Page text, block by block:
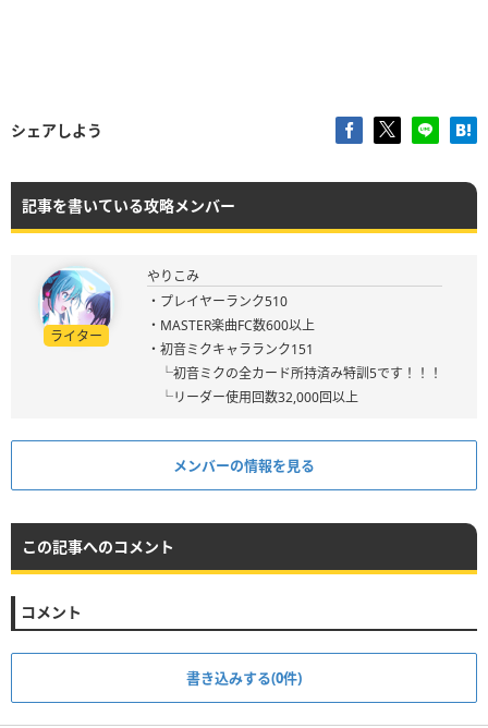
シェアしよう
記事を書いている攻略メンバー
ライター
やりこみ
・プレイヤーランク510
・MASTER楽曲FC数600以上
・初音ミクキャラランク151
└初音ミクの全カード所持済み特訓5です！！！
└リーダー使用回数32,000回以上
メンバーの情報を見る
この記事へのコメント
コメント
書き込みする(0件)